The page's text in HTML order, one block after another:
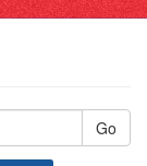
Go